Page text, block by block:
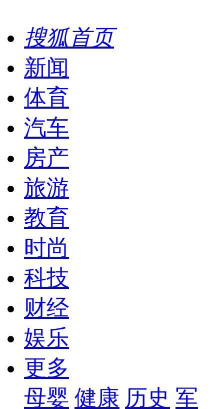
搜狐首页
新闻
体育
汽车
房产
旅游
教育
时尚
科技
财经
娱乐
更多
母婴 健康 历史 军